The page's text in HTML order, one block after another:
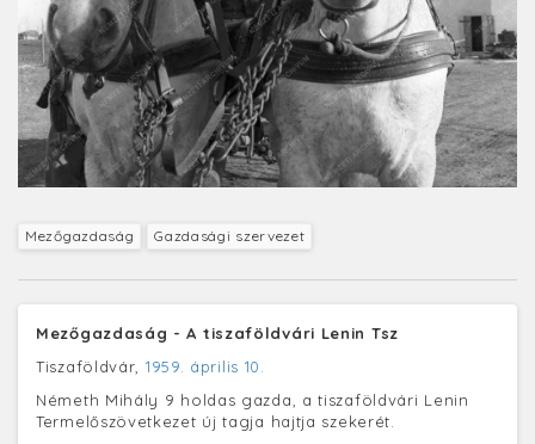
Mezőgazdaság Gazdasági szervezet
Mezőgazdaság - A tiszaföldvári Lenin Tsz
Tiszaföldvár, 1959. április 10.
Németh Mihály 9 holdas gazda, a tiszaföldvári Lenin
Termelőszövetkezet új tagja hajtja szekerét.